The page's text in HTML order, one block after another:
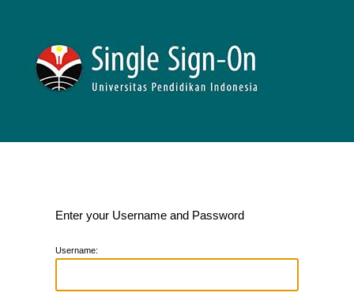
Enter your Username and Password
Username: